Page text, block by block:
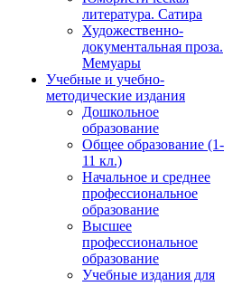
литература. Сатира
Художественно-
документальная проза.
Мемуары
Учебные и учебно-
методические издания
Дошкольное
образование
Общее образование (1-
11 кл.)
Начальное и среднее
профессиональное
образование
Высшее
профессиональное
образование
Учебные издания для